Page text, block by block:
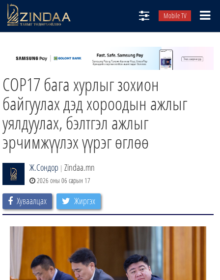
Mobile TV
ТВ8
ӨГЛӨӨНИЙ СОНИН
АУДИО ЗОХИОЛ
ЗИНДАА СЭТГҮҮЛ
COP17 бага хурлыг зохион
байгуулах дэд хороодын ажлыг
уялдуулах, бэлтгэл ажлыг
эрчимжүүлэх үүрэг өглөө
Ж.Сондор | Zindaa.mn
2026 оны 06 сарын 17
Хуваалцах Жиргэх